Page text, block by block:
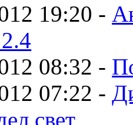
19:20 -
08:32 -
07:22 -
свет